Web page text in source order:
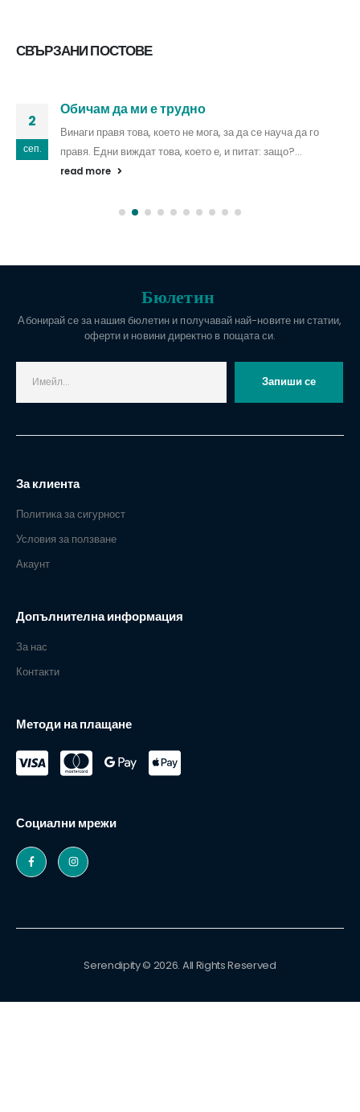
СВЪРЗАНИ ПОСТОВЕ
2
сеп.
Обичам да ми е трудно
Винаги правя това, което не мога, за да се науча да го
правя. Едни виждат това, което е, и питат: защо?...
read more
Бюлетин
Абонирай се за нашия бюлетин и получавай най-новите ни статии,
оферти и новини директно в пощата си.
За клиента
Политика за сигурност
Условия за ползване
Акаунт
Допълнителна информация
За нас
Контакти
Методи на плащане
Социални мрежи
Serendipity © 2026. All Rights Reserved